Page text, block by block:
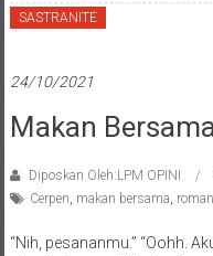
SASTRANITE
24/10/2021
Makan
Diposkan Oleh:LPM OPINI
Cerpen, makan bersama, roman
“Nih, pesananmu.” “Oohh.